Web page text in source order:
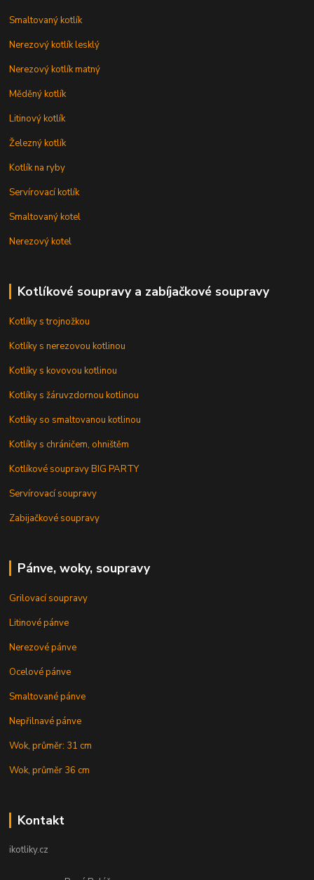
Smaltovaný kotlík
Nerezový kotlík lesklý
Nerezový kotlík matný
Měděný kotlík
Litinový kotlík
Železný kotlík
Kotlík na ryby
Servírovací kotlík
Smaltovaný kotel
Nerezový kotel
Kotlíkové soupravy a zabíjačkové soupravy
Kotlíky s trojnožkou
Kotlíky s nerezovou kotlinou
Kotlíky s kovovou kotlinou
Kotlíky s žáruvzdornou kotlinou
Kotlíky so smaltovanou kotlinou
Kotlíky s chráničem, ohništěm
Kotlíkové soupravy BIG PARTY
Servírovací soupravy
Zabijačkové soupravy
Pánve, woky, soupravy
Grilovací soupravy
Litinové pánve
Nerezové pánve
Ocelové pánve
Smaltované pánve
Nepřilnavé pánve
Wok, průměr: 31 cm
Wok, průměr 36 cm
Kontakt
ikotliky.cz